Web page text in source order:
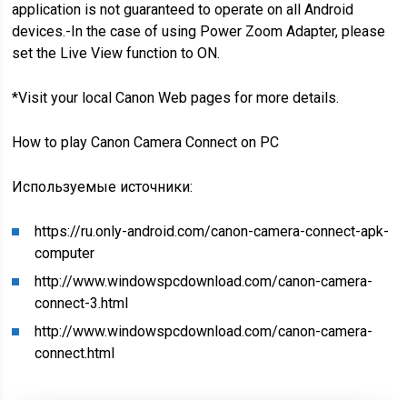
application is not guaranteed to operate on all Android
devices.-In the case of using Power Zoom Adapter, please
set the Live View function to ON.
*Visit your local Canon Web pages for more details.
How to play Canon Camera Connect on PC
Используемые источники:
https://ru.only-android.com/canon-camera-connect-apk-
computer
http://www.windowspcdownload.com/canon-camera-
connect-3.html
http://www.windowspcdownload.com/canon-camera-
connect.html